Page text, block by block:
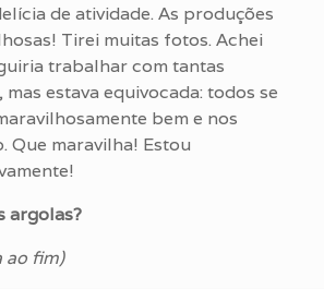
de atividade. As produções
Tirei muitas fotos. Achei
trabalhar com tantas
estava equivocada: todos se
bem e nos
Que maravilha! Estou
argolas?
ao fim)